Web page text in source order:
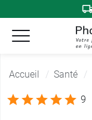
Accueil Santé
9